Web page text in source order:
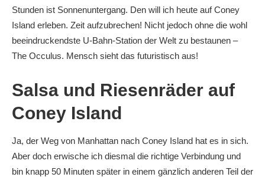
Stunden ist Sonnenuntergang. Den will ich heute auf Coney
Island erleben. Zeit aufzubrechen! Nicht jedoch ohne die wohl
beeindruckendste U-Bahn-Station der Welt zu bestaunen –
The Occulus. Mensch sieht das futuristisch aus!
Salsa und Riesenräder auf
Coney Island
Ja, der Weg von Manhattan nach Coney Island hat es in sich.
Aber doch erwische ich diesmal die richtige Verbindung und
bin knapp 50 Minuten später in einem gänzlich anderen Teil der